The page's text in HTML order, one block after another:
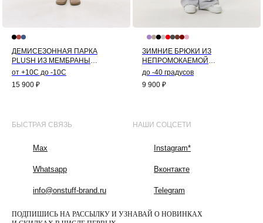
ДЕМИСЕЗОННАЯ ПАРКА
PLUSH ИЗ МЕМБРАНЫ
(ДЕНИМ)
от +10С до -10С
15 900 ₽
ЗИМНИЕ БРЮКИ ИЗ
НЕПРОМОКАЕМОЙ
МЕМБРАНЫ (СЕРЫЙ)
до -40 градусов
9 900 ₽
ПОДПИШИСЬ НА РАССЫЛКУ И УЗНАВАЙ О НОВИНКАХ
БЫСТРАЯ СВЯЗЬ
Max
Whatsapp
info@onstuff-brand.ru
НАШИ СОЦСЕТИ
Instagram*
Вконтакте
Telegram